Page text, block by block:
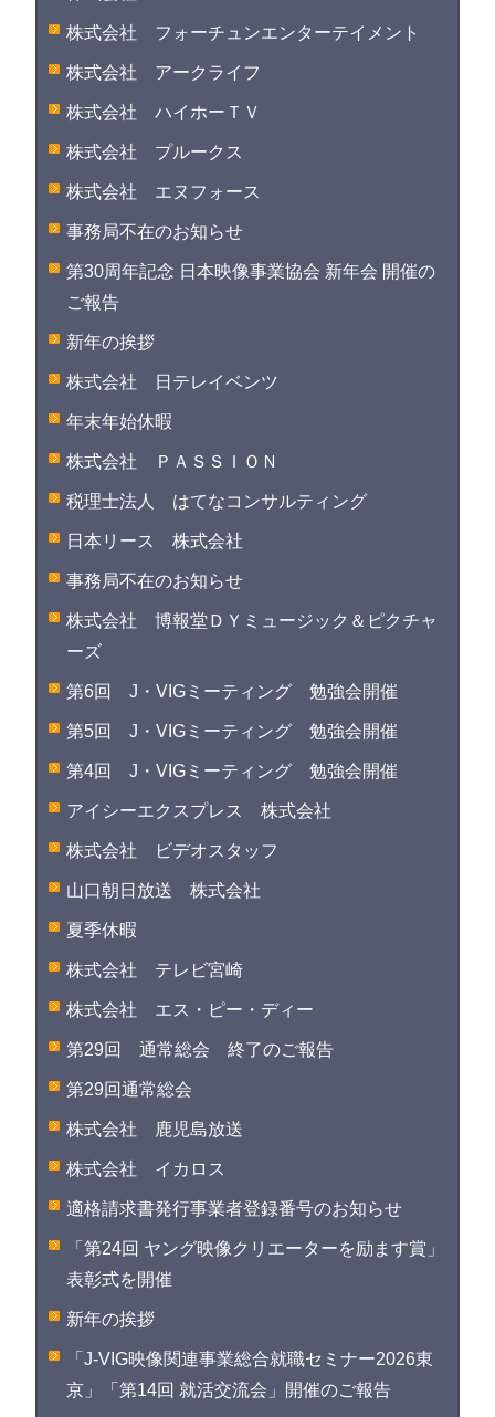
株式会社 フォーチュンエンターテイメント
株式会社 アークライフ
株式会社 ハイホーＴＶ
株式会社 プルークス
株式会社 エヌフォース
事務局不在のお知らせ
第30周年記念 日本映像事業協会 新年会 開催の
ご報告
新年の挨拶
株式会社 日テレイベンツ
年末年始休暇
株式会社 ＰＡＳＳＩＯＮ
税理士法人 はてなコンサルティング
日本リース 株式会社
事務局不在のお知らせ
株式会社 博報堂ＤＹミュージック＆ピクチャ
ーズ
第6回 J・VIGミーティング 勉強会開催
第5回 J・VIGミーティング 勉強会開催
第4回 J・VIGミーティング 勉強会開催
アイシーエクスプレス 株式会社
株式会社 ビデオスタッフ
山口朝日放送 株式会社
夏季休暇
株式会社 テレビ宮崎
株式会社 エス・ピー・ディー
第29回 通常総会 終了のご報告
第29回通常総会
株式会社 鹿児島放送
株式会社 イカロス
適格請求書発行事業者登録番号のお知らせ
「第24回 ヤング映像クリエーターを励ます賞」
表彰式を開催
新年の挨拶
「J-VIG映像関連事業総合就職セミナー2026東
京」「第14回 就活交流会」開催のご報告